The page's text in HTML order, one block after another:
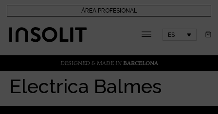
ÁREA PROFESIONAL
ES
DESIGNED & MADE IN BARCELONA
Electrica Balmes